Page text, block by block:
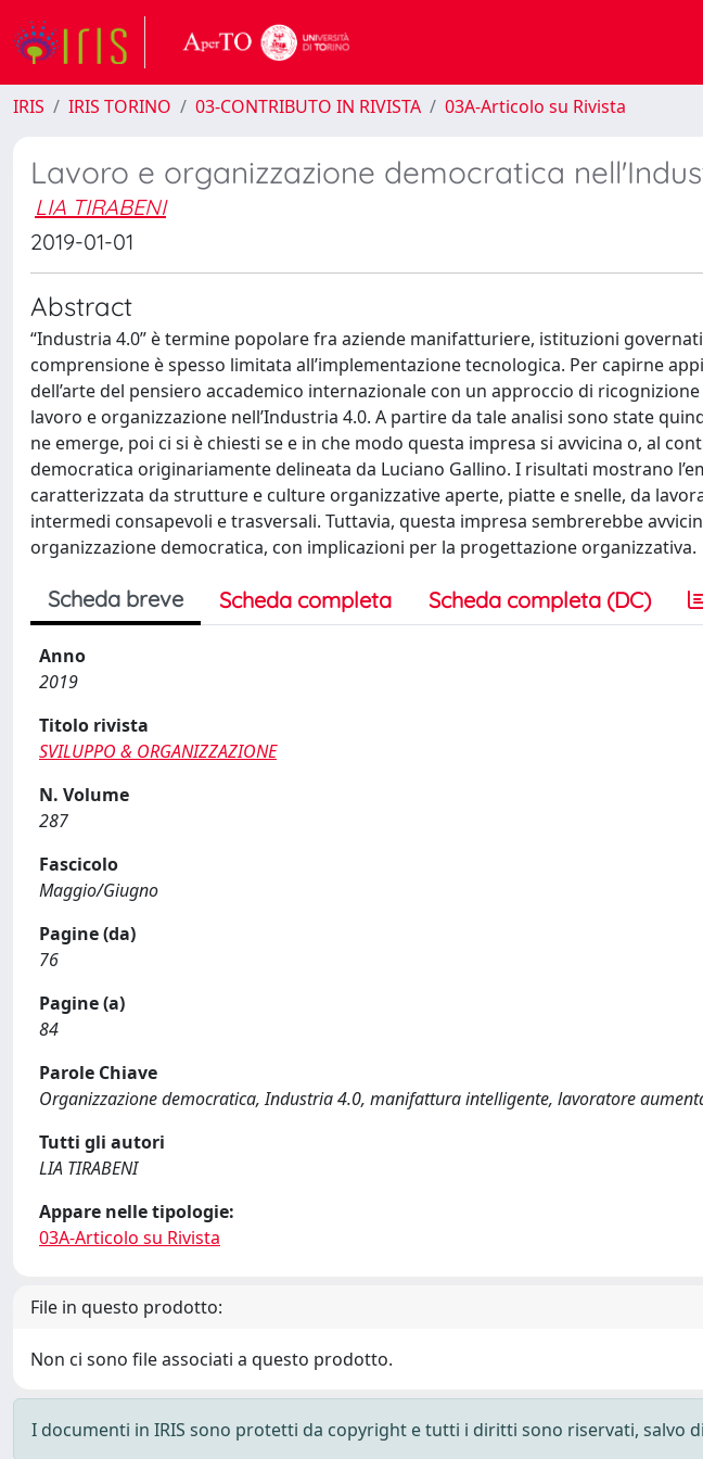
IRIS IRIS TORINO 03-CONTRIBUTO IN RIVISTA 03A-Articolo su Rivista
Lavoro e organizzazione democratica
LIA TIRABENI
2019-01-01
Abstract
“Industria 4.0” è termine popolare fra aziende manifatturiere, istituzioni
comprensione è spesso limitata all’implementazione tecnologica. Per capirne
dell’arte del pensiero accademico internazionale con un approccio di
lavoro e organizzazione nell’Industria 4.0. A partire da tale analisi sono state
ne emerge, poi ci si è chiesti se e in che modo questa impresa si avvicina o, al
democratica originariamente delineata da Luciano Gallino. I risultati mostrano
caratterizzata da strutture e culture organizzative aperte, piatte e snelle, da
intermedi consapevoli e trasversali. Tuttavia, questa impresa sembrerebbe
organizzazione democratica, con implicazioni per la progettazione organizzativa.
Scheda breve Scheda completa Scheda completa (DC)
Anno
2019
Titolo rivista
SVILUPPO & ORGANIZZAZIONE
N. Volume
287
Fascicolo
Maggio/Giugno
Pagine (da)
76
Pagine (a)
84
Parole Chiave
Organizzazione democratica, Industria 4.0, manifattura intelligente, lavoratore
Tutti gli autori
LIA TIRABENI
Appare nelle tipologie:
03A-Articolo su Rivista
File in questo prodotto:
Non ci sono file associati a questo prodotto.
I documenti in IRIS sono protetti da copyright e tutti i diritti sono riservati, salvo